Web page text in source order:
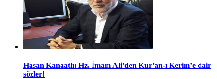
Hasan Kanaatlı: Hz. İmam Ali’den Kur’an-ı Kerim’e dair
sözler!